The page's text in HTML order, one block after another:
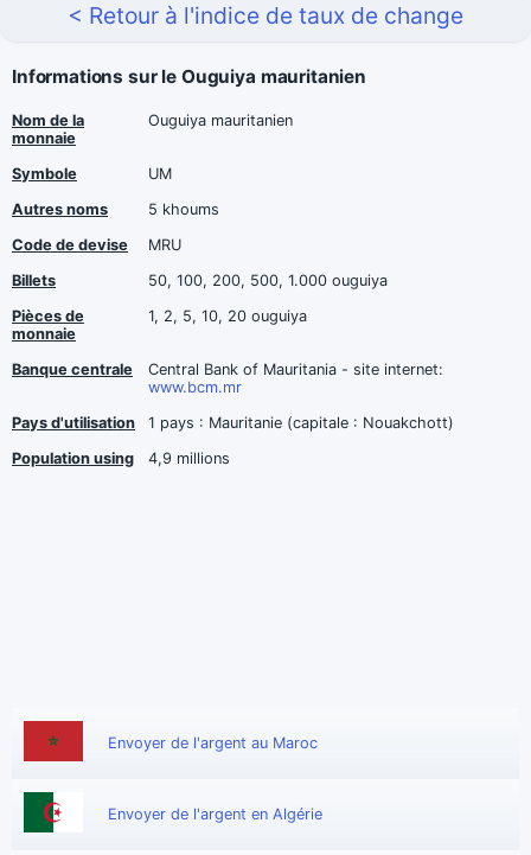
< Retour à l'indice de taux de change
Informations sur le Ouguiya mauritanien
Nom de la
monnaie
Ouguiya mauritanien
Symbole
UM
Autres noms
5 khoums
Code de devise
MRU
Billets
50, 100, 200, 500, 1.000 ouguiya
Pièces de
monnaie
1, 2, 5, 10, 20 ouguiya
Banque centrale
Central Bank of Mauritania - site internet:
www.bcm.mr
Pays d'utilisation
1 pays : Mauritanie (capitale : Nouakchott)
Population using
4,9 millions
Envoyer de l'argent au Maroc
Envoyer de l'argent en Algérie